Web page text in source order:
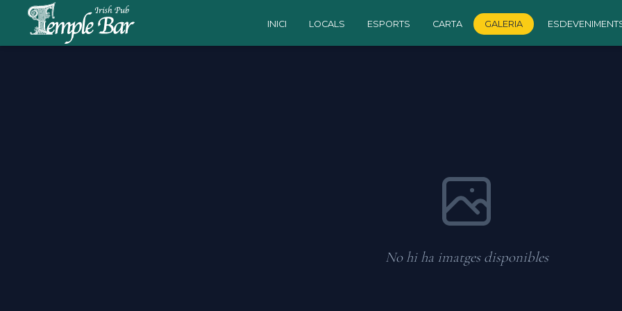
INICI LOCALS ESPORTS CARTA GALERIA
No hi ha imatges disponibles